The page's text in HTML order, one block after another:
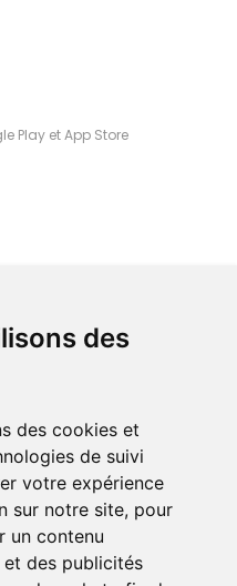
des
des cookies et
de suivi
votre expérience
sur notre site, pour
un contenu
et des publicités
Play et App Store
votre commande à Amiens
ou recevez-là rapidement
sociaux